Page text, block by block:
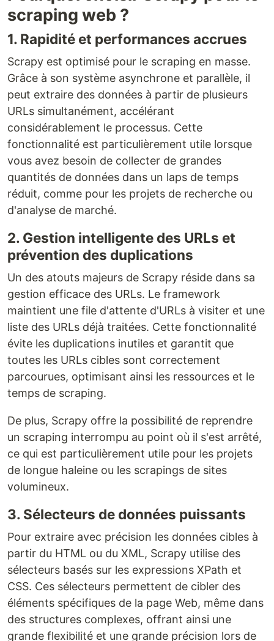
scraping web ?
1. Rapidité et performances accrues
Scrapy est optimisé pour le scraping en masse.
Grâce à son système asynchrone et parallèle, il
peut extraire des données à partir de plusieurs
URLs simultanément, accélérant
considérablement le processus. Cette
fonctionnalité est particulièrement utile lorsque
vous avez besoin de collecter de grandes
quantités de données dans un laps de temps
réduit, comme pour les projets de recherche ou
d'analyse de marché.
2. Gestion intelligente des URLs et
prévention des duplications
Un des atouts majeurs de Scrapy réside dans sa
gestion efficace des URLs. Le framework
maintient une file d'attente d'URLs à visiter et une
liste des URLs déjà traitées. Cette fonctionnalité
évite les duplications inutiles et garantit que
toutes les URLs cibles sont correctement
parcourues, optimisant ainsi les ressources et le
temps de scraping.
De plus, Scrapy offre la possibilité de reprendre
un scraping interrompu au point où il s'est arrêté,
ce qui est particulièrement utile pour les projets
de longue haleine ou les scrapings de sites
volumineux.
3. Sélecteurs de données puissants
Pour extraire avec précision les données cibles à
partir du HTML ou du XML, Scrapy utilise des
sélecteurs basés sur les expressions XPath et
CSS. Ces sélecteurs permettent de cibler des
éléments spécifiques de la page Web, même dans
des structures complexes, offrant ainsi une
grande flexibilité et une grande précision lors de